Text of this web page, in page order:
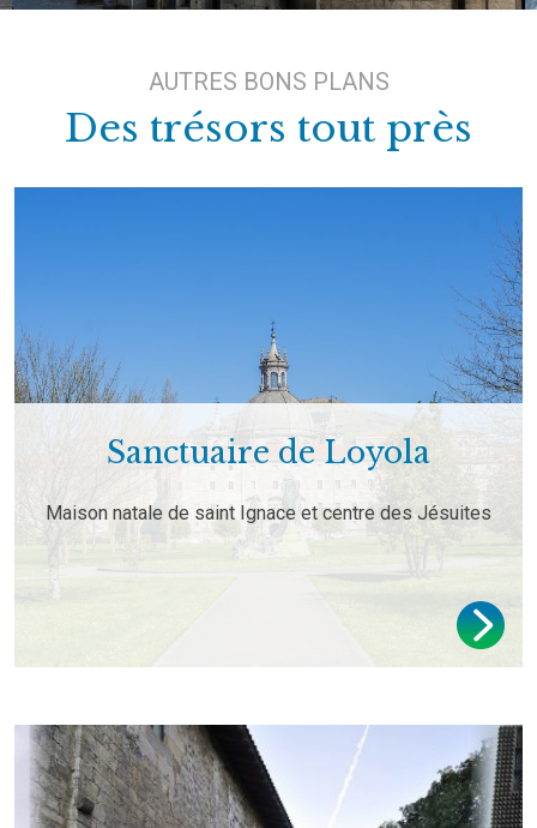
AUTRES BONS PLANS
Des trésors tout près
Sanctuaire de Loyola
Maison natale de saint Ignace et centre des Jésuites